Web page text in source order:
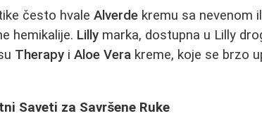
često hvaleAlverde kremu sa nevenom
hemikalije. Lilly marka, dostupna u Lilly
Therapy iAloe Vera kreme, koje se brzo
Saveti za Savršene Ruke